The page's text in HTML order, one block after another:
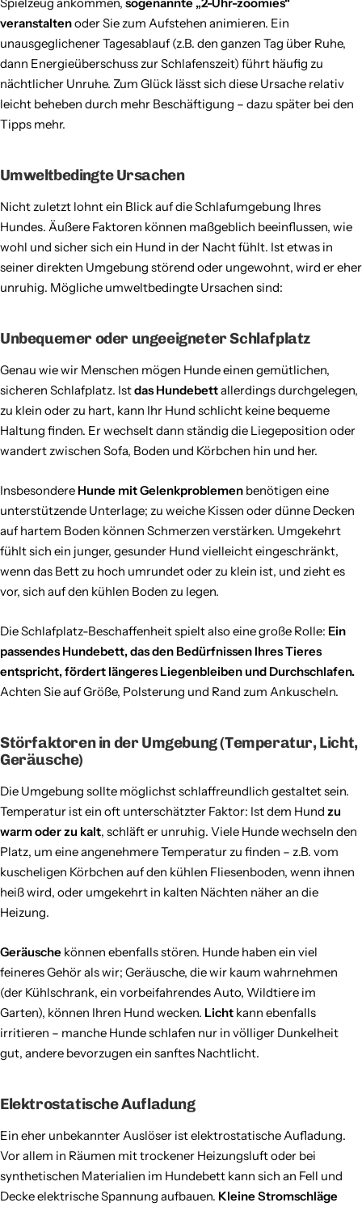
veranstaltenoder Sie zum Aufstehen animieren. Ein
unausgeglichener Tagesablauf (z.B. den ganzen Tag über Ruhe,
dann Energieüberschuss zur Schlafenszeit) führt häufig zu
nächtlicher Unruhe. Zum Glück lässt sich diese Ursache relativ
leicht beheben durch mehr Beschäftigung – dazu später bei den
Tipps mehr.
Umweltbedingte Ursachen
Nicht zuletzt lohnt ein Blick auf die Schlafumgebung Ihres
Hundes. Äußere Faktoren können maßgeblich beeinflussen, wie
wohl und sicher sich ein Hund in der Nacht fühlt. Ist etwas in
seiner direkten Umgebung störend oder ungewohnt, wird er eher
unruhig. Mögliche umweltbedingte Ursachen sind:
Unbequemer oder ungeeigneter Schlafplatz
Genau wie wir Menschen mögen Hunde einen gemütlichen,
sicheren Schlafplatz. Istdas Hundebettallerdings durchgelegen,
zu klein oder zu hart, kann Ihr Hund schlicht keine bequeme
Haltung finden. Er wechselt dann ständig die Liegeposition oder
wandert zwischen Sofa, Boden und Körbchen hin und her.
Insbesondere Hunde mit Gelenkproblemen benötigen eine
unterstützende Unterlage; zu weiche Kissen oder dünne Decken
auf hartem Boden können Schmerzen verstärken. Umgekehrt
fühlt sich ein junger, gesunder Hund vielleicht eingeschränkt,
wenn das Bett zu hoch umrundet oder zu klein ist, und zieht es
vor, sich auf den kühlen Boden zu legen.
Die Schlafplatz-Beschaffenheit spielt also eine große Rolle: Ein
passendes Hundebett, das den Bedürfnissen Ihres Tieres
entspricht, fördert längeres Liegenbleiben und Durchschlafen.
Achten Sie auf Größe, Polsterung und Rand zum Ankuscheln.
Störfaktoren in der Umgebung (Temperatur, Licht,
Geräusche)
Die Umgebung sollte möglichst schlaffreundlich gestaltet sein.
Temperatur ist ein oft unterschätzter Faktor: Ist dem Hund zu
warm oder zu kalt, schläft er unruhig. Viele Hunde wechseln den
Platz, um eine angenehmere Temperatur zu finden – z.B. vom
kuscheligen Körbchen auf den kühlen Fliesenboden, wenn ihnen
heiß wird, oder umgekehrt in kalten Nächten näher an die
Heizung.
Geräusche können ebenfalls stören. Hunde haben ein viel
feineres Gehör als wir; Geräusche, die wir kaum wahrnehmen
(der Kühlschrank, ein vorbeifahrendes Auto, Wildtiere im
Garten), können Ihren Hund wecken. Licht kann ebenfalls
irritieren – manche Hunde schlafen nur in völliger Dunkelheit
gut, andere bevorzugen ein sanftes Nachtlicht.
Elektrostatische Aufladung
Ein eher unbekannter Auslöser ist elektrostatische Aufladung.
Vor allem in Räumen mit trockener Heizungsluft oder bei
synthetischen Materialien im Hundebett kann sich an Fell und
Decke elektrische Spannung aufbauen. Kleine Stromschläge